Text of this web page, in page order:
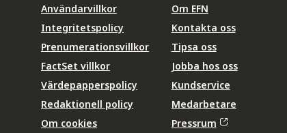
Användarvillkor
Integritetspolicy
Prenumerationsvillkor
FactSet villkor
Värdepapperspolicy
Redaktionell policy
Om cookies
Om EFN
Kontakta oss
Tipsa oss
Jobba hos oss
Kundservice
Medarbetare
Pressrum